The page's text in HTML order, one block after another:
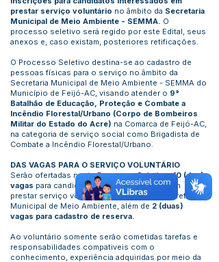
prestar serviço voluntário no âmbito da Secretaria
Municipal de Meio Ambiente - SEMMA. O
processo seletivo será regido por este Edital, seus
anexos e, caso existam, posteriores retificações.
O Processo Seletivo destina-se ao cadastro de
pessoas físicas para o serviço no âmbito da
Secretaria Municipal de Meio Ambiente - SEMMA do
Município de Feijó-AC, visando atender o 9°
Batalhão de Educação, Proteção e Combate a
Incêndio Florestal/Urbano (Corpo de Bombeiros
Militar do Estado do Acre) na Comarca de Feijó-AC,
na categoria de serviço social como Brigadista de
Combate a Incêndio Florestal/Urbano.
DAS VAGAS PARA O SERVIÇO VOLUNTÁRIO
Serão ofertadas neste Processo Seletivo,10 (dez)
vagas para candidatos que se interessam em
prestar serviço voluntário no âmbito da Secretaria
Municipal de Meio Ambiente, além de 2 (duas)
vagas para cadastro de reserva.
Ao voluntário somente serão cometidas tarefas e
responsabilidades compativeis com o
conhecimento, experiência adquiridas por meio da